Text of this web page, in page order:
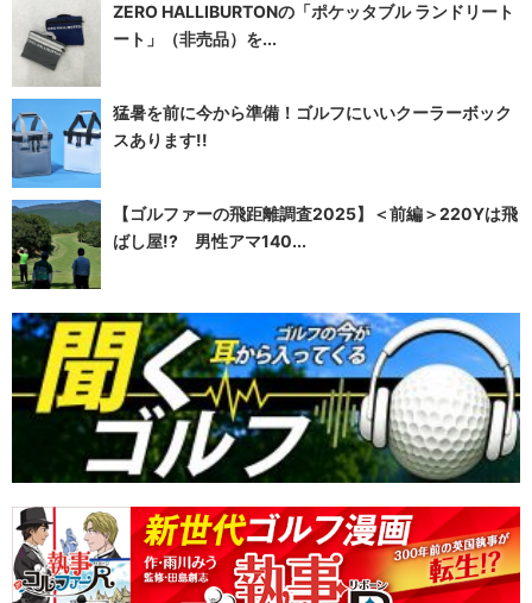
ZERO HALLIBURTONの「ポケッタブル ランドリート
ート」（非売品）を...
猛暑を前に今から準備！ゴルフにいいクーラーボック
スあります!!
【ゴルファーの飛距離調査2025】＜前編＞220Yは飛
ばし屋!? 男性アマ140...